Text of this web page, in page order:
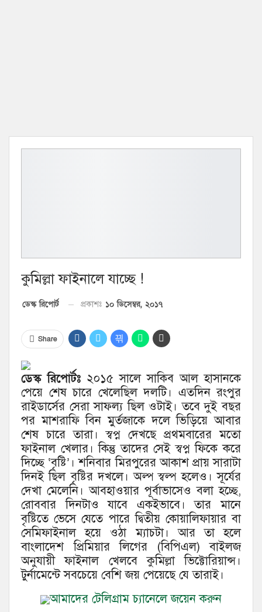
কুমিল্লা ফাইনালে যাচ্ছে !
ডেস্ক রিপোর্ট প্রকাশঃ ১০ ডিসেম্বর, ২০১৭
Share
ডেস্ক রিপোর্টঃ ২০১৫ সালে সাকিব আল হাসানকে
পেয়ে শেষ চারে খেলেছিল দলটি। এতদিন রংপুর
রাইডার্সের সেরা সাফল্য ছিল ওটাই। তবে দুই বছর
পর মাশরাফি বিন মুর্তজাকে দলে ভিড়িয়ে আবার
শেষ চারে তারা। স্বপ্ন দেখছে প্রথমবারের মতো
ফাইনাল খেলার। কিন্তু তাদের সেই স্বপ্ন ফিকে করে
দিচ্ছে ‘বৃষ্টি’। শনিবার মিরপুরের আকাশ প্রায় সারাটা
দিনই ছিল বৃষ্টির দখলে। অল্প স্বল্প হলেও। সূর্যের
দেখা মেলেনি। আবহাওয়ার পূর্বাভাসেও বলা হচ্ছে,
রোববার দিনটাও যাবে একইভাবে। তার মানে
বৃষ্টিতে ভেসে যেতে পারে দ্বিতীয় কোয়ালিফায়ার বা
সেমিফাইনাল হয়ে ওঠা ম্যাচটা। আর তা হলে
বাংলাদেশ প্রিমিয়ার লিগের (বিপিএল) বাইলজ
অনুযায়ী ফাইনাল খেলবে কুমিল্লা ভিক্টোরিয়ান্স।
টুর্নামেন্টে সবচেয়ে বেশি জয় পেয়েছে যে তারাই।
আমাদের টেলিগ্রাম চ্যানেলে জয়েন করুন